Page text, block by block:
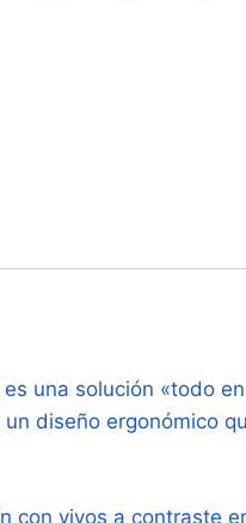
es una solución «todo
diseño ergonómico
con vivos a contraste